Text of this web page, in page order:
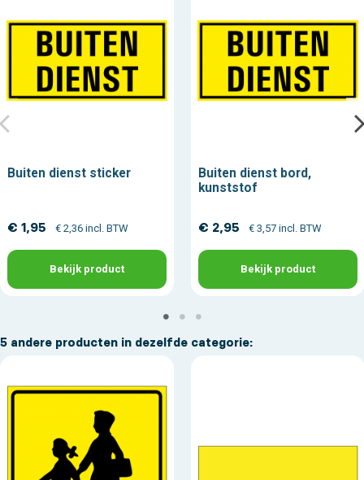
Buiten dienst sticker
€ 1,95 € 2,36 incl. BTW
Bekijk product
Buiten dienst bord,
kunststof
€ 2,95 € 3,57 incl. BTW
Bekijk product
5 andere producten in dezelfde categorie: